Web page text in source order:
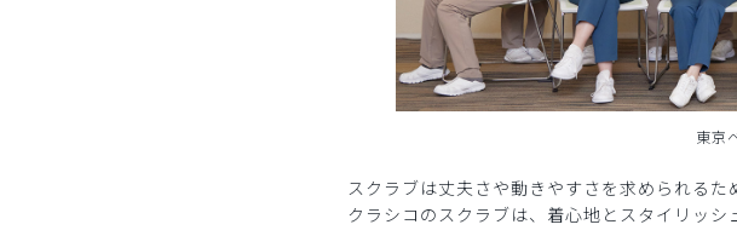
東京
スクラブは丈夫さや動きやすさを求められるた
クラシコのスクラブは、着心地とスタイリッシ